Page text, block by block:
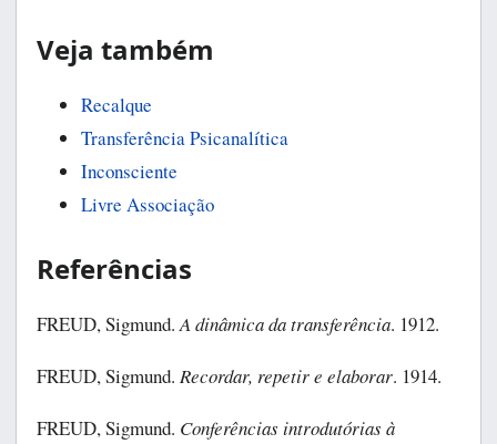
Veja também
Recalque
Transferência Psicanalítica
Inconsciente
Livre Associação
Referências
FREUD, Sigmund.A dinâmica da transferência. 1912.
FREUD, Sigmund. Recordar, repetir e elaborar. 1914.
FREUD, Sigmund. Conferências introdutórias à